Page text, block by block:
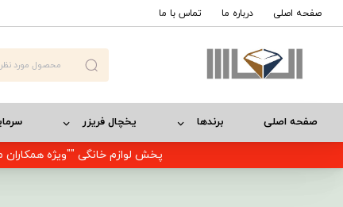
صفحه اصلی درباره ما تماس با ما
صفحه اصلی برندها یخچال فریزر
پخش لوازم خانگی ""ویژه